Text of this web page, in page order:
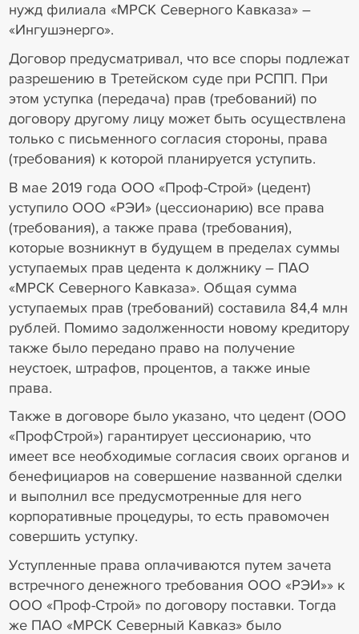
нужд филиала «МРСК Северного Кавказа» –
«Ингушэнерго».
Договор предусматривал, что все споры подлежат
разрешению в Третейском суде при РСПП. При
этом уступка (передача) прав (требований) по
договору другому лицу может быть осуществлена
только с письменного согласия стороны, права
(требования) к которой планируется уступить.
В мае 2019 года ООО «Проф-Строй» (цедент)
уступило ООО «РЭИ» (цессионарию) все права
(требования), а также права (требования),
которые возникнут в будущем в пределах суммы
уступаемых прав цедента к должнику – ПАО
«МРСК Северного Кавказа». Общая сумма
уступаемых прав (требований) составила 84,4 млн
рублей. Помимо задолженности новому кредитору
также было передано право на получение
неустоек, штрафов, процентов, а также иные
права.
Также в договоре было указано, что цедент (ООО
«ПрофСтрой») гарантирует цессионарию, что
имеет все необходимые согласия своих органов и
бенефициаров на совершение названной сделки
и выполнил все предусмотренные для него
корпоративные процедуры, то есть правомочен
совершить уступку.
Уступленные права оплачиваются путем зачета
встречного денежного требования ООО «РЭИ»» к
ООО «Проф-Строй» по договору поставки. Тогда
же ПАО «МРСК Северный Кавказ» было